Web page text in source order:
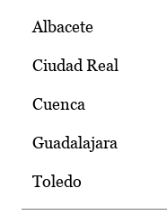
Albacete
Ciudad Real
Cuenca
Guadalajara
Toledo